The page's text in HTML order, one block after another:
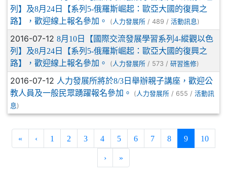
列】及8月24日【系列5-俄羅斯崛起：歐亞大國的復興之
路】，歡迎線上報名參加。
( 人力發展所 / 489 / 活動訊息 )
2016-07-12 8月10日【國際交流發展學習系列4-縱觀以色
列】及8月24日【系列5-俄羅斯崛起：歐亞大國的復興之
路】，歡迎線上報名參加。
( 人力發展所 / 573 / 研習進修)
2016-07-12 人力發展所將於8/3日舉辦親子講座，歡迎公
教人員及一般民眾踴躍報名參加。 ( 人力發展所 / 655 / 活動訊
息 )
« ‹ 1 2 3 4 5 6 7 8 9(current)
10
› »